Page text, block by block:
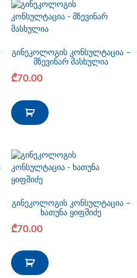
გინეკოლოგის კონსულტაცია –
მზევინარ მასხულია
₾70.00
გინეკოლოგის კონსულტაცია –
ხათუნა ყიფშიძე
₾70.00